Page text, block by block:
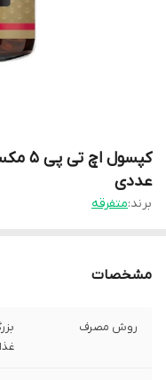
عددی
برند:متفرقه
مشخصات
روش مصرف